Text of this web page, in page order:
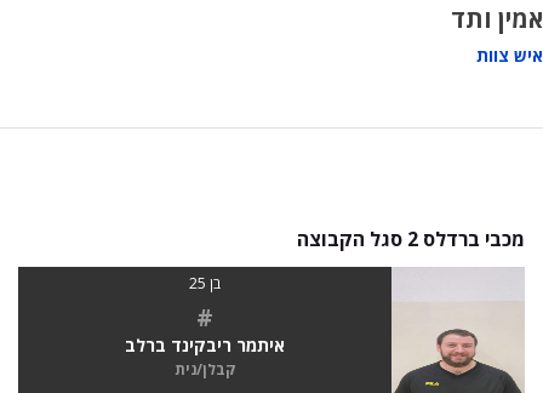
אמין ותד
איש צוות
מכבי ברדלס 2 סגל הקבוצה
בן 25
#
איתמר ריבקינד ברלב
קבלן/נית